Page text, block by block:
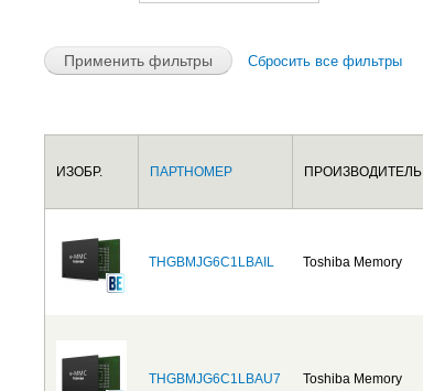
Сбросить все фильтры
Страницы
ИЗОБР. ПАРТНОМЕР ПРОИЗВОДИТЕЛЬ
THGBMJG6C1LBAIL Toshiba Memory
THGBMJG6C1LBAU7 Toshiba Memory